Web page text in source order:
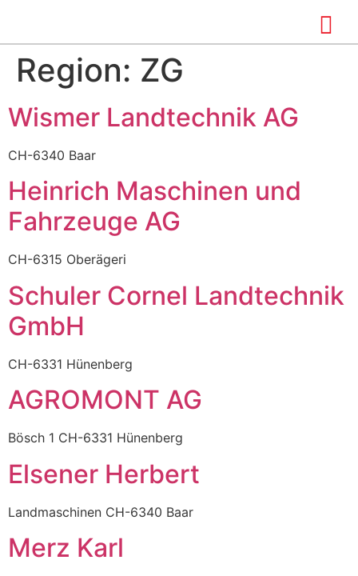
Region: ZG
Wismer Landtechnik AG
CH-6340 Baar
Heinrich Maschinen und
Fahrzeuge AG
CH-6315 Oberägeri
Schuler Cornel Landtechnik
GmbH
CH-6331 Hünenberg
AGROMONT AG
Bösch 1 CH-6331 Hünenberg
Elsener Herbert
Landmaschinen CH-6340 Baar
Merz Karl